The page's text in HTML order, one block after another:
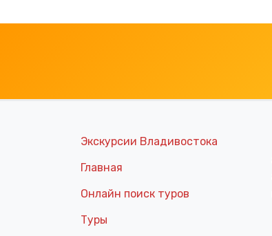
Экскурсии Владивостока
Главная
Онлайн поиск туров
Туры